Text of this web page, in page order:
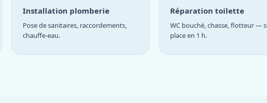
Installation plomberie
Pose de sanitaires, raccordements,
chauffe-eau.
Réparation toilette
WC bouché, chasse, flotteur —
place en 1 h.